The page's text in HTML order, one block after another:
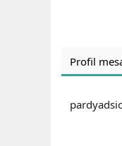
Profil